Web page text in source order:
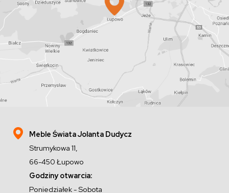
Meble Świata Jolanta Dudycz
Strumykowa 11,
66-450 Łupowo
Godziny otwarcia:
Poniedziałek - Sobota